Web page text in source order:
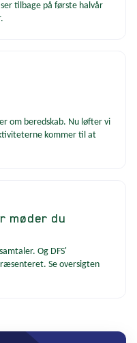
ser tilbage på første halvår
om beredskab. Nu løfter vi
kommer til at
møder du
Og DFS'
Se oversigten